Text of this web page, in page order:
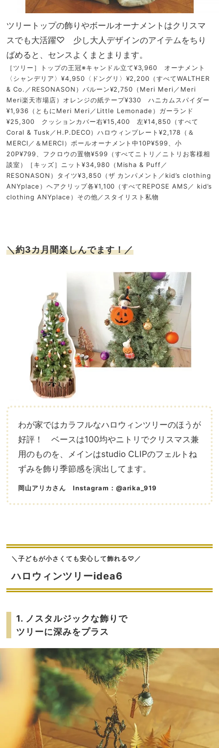
ツリートップの飾りやボールオーナメントはクリスマ
スでも大活躍♡ 少し大人デザインのアイテムをちり
ばめると、センスよくまとまります。
［ツリー］トップの王冠※キャンドル立て¥3,960 オーナメント
〈シャンデリア〉¥4,950〈ドングリ〉¥2,200（すべてWALTHER
& Co.／RESONASON）バルーン¥2,750（Meri Meri／Meri
Meri楽天市場店）オレンジの紙テープ¥330 ハニカムスパイダー
¥1,936（ともにMeri Meri／Little Lemonade）ガーランド
¥25,300 クッションカバー右¥15,400 左¥14,850（すべて
Coral & Tusk／H.P.DECO）ハロウィンプレート¥2,178（＆
MERCI／＆MERCI）ボールオーナメント中10P¥599、小
20P¥799、フクロウの置物¥599（すべてニトリ／ニトリお客様相
談室）［キッズ］ニット¥34,980（Misha & Puff／
RESONASON）タイツ¥3,850（ザ カンパメント／kid’s clothing
ANYplace）ヘアクリップ各¥1,100（すべてREPOSE AMS／ kid’s
clothing ANYplace）その他／スタイリスト私物
＼約3カ月間楽しんでます！／
わが家ではカラフルなハロウィンツリーのほうが
好評！ ベースは100均やニトリでクリスマス兼
用のものを、メインはstudio CLIPのフェルトね
ずみを飾り季節感を演出してます。
岡山アリカさん Instagram：@arika_919
＼子どもが小さくても安心して飾れる♡／
ハロウィンツリーidea6
1. ノスタルジックな飾りで
ツリーに深みをプラス